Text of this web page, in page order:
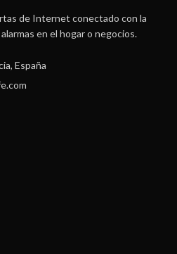
de Internet conectado con la
en el hogar o negocios.
España